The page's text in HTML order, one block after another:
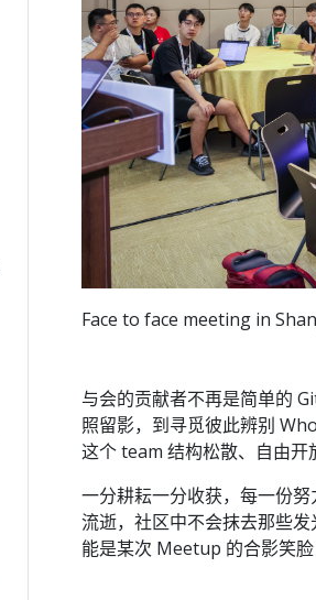
Face to face meeting in
与会的贡献者不再是简单的
照留影，到寻觅彼此辨别
这个 team 结构松散、自由开
一分耕耘一分收获，每一份
流逝，社区中不会抹去那些
能是某次 Meetup 的合影笑脸